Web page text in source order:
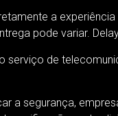
a
pode variar.
serviço de
a segurança,